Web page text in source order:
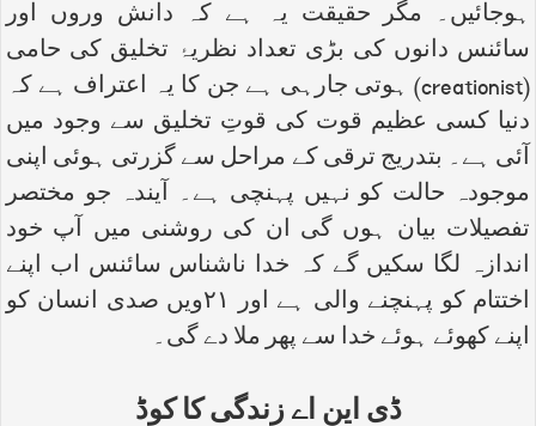
ہوجائیں۔ مگر حقیقت یہ ہے کہ دانش وروں اور
سائنس دانوں کی بڑی تعداد نظریۂ تخلیق کی حامی
(
creationist) ہوتی جارہی ہے جن کا یہ اعتراف ہے کہ
دنیا کسی عظیم قوت کی قوتِ تخلیق سے وجود میں
آئی ہے۔ بتدریج ترقی کے مراحل سے گزرتی ہوئی اپنی
موجودہ حالت کو نہیں پہنچی ہے۔ آیندہ جو مختصر
تفصیلات بیان ہوں گی ان کی روشنی میں آپ خود
اندازہ لگا سکیں گے کہ خدا ناشناس سائنس اب اپنے
اختتام کو پہنچنے والی ہے اور ۲۱ویں صدی انسان کو
اپنے کھوئے ہوئے خدا سے پھر ملا دے گی۔
ڈی این اے زندگی کا کوڈ